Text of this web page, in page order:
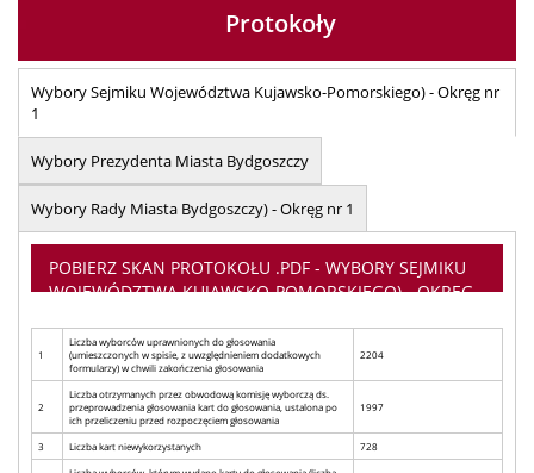
Protokoły
Wybory Sejmiku Województwa Kujawsko-Pomorskiego) - Okręg nr
1
Wybory Prezydenta Miasta Bydgoszczy
Wybory Rady Miasta Bydgoszczy) - Okręg nr 1
POBIERZ SKAN PROTOKOŁU .PDF - WYBORY SEJMIKU
WOJEWÓDZTWA KUJAWSKO-POMORSKIEGO) - OKRĘG
1
Liczba wyborców uprawnionych do głosowania
(umieszczonych w spisie, z uwzględnieniem dodatkowych
formularzy) w chwili zakończenia głosowania
2204
2
Liczba otrzymanych przez obwodową komisję wyborczą ds.
przeprowadzenia głosowania kart do głosowania, ustalona po
ich przeliczeniu przed rozpoczęciem głosowania
1997
3 Liczba kart niewykorzystanych 728